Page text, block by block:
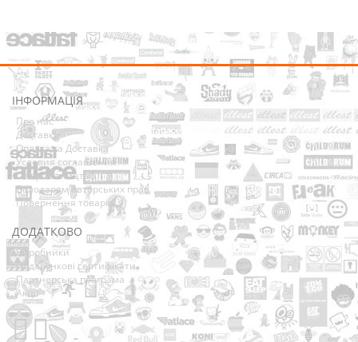
ІНФОРМАЦІЯ
Про нас
Доставка
Оплата та Доставка
Условия соглашения
Співробітництво
Володарям авторських прав
Повернення товарів
ДОДАТКОВО
Виробники
Подарункові сертифікати
Партнерська програма
Акції